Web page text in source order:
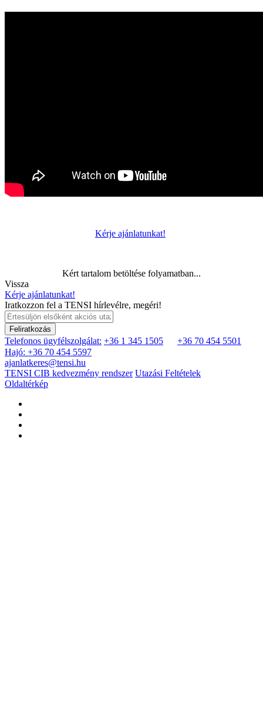
Kérje ajánlatunkat!
Kért tartalom betöltése folyamatban...
Vissza
Kérje ajánlatunkat!
Iratkozzon fel a TENSI hírlevélre, megéri!
Feliratkozás
Telefonos ügyfélszolgálat: +36 1 345 1505
+36 70 454 5501
Hajó: +36 70 454 5597
ajanlatkeres@tensi.hu
TENSI CIB kedvezmény rendszer Utazási Feltételek
Oldaltérkép